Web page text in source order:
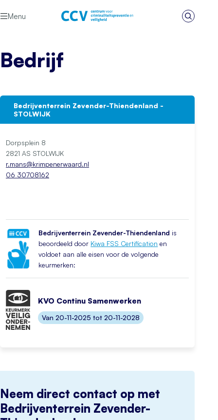
Menu
Zoeken
Bedrijf
Neem direct contact op met
Bedrijventerrein Zevender-
Bedrijventerrein Zevender-Thiendenland -
STOLWIJK
Dorpsplein 8
2821 AS STOLWIJK
r.mans@krimpenerwaard.nl
06 30708162
Bedrijventerrein Zevender-Thiendenland is
beoordeeld door Kiwa FSS Certification en
voldoet aan alle eisen voor de volgende
keurmerken:
KVO Continu Samenwerken
Van 20-11-2025 tot 20-11-2028